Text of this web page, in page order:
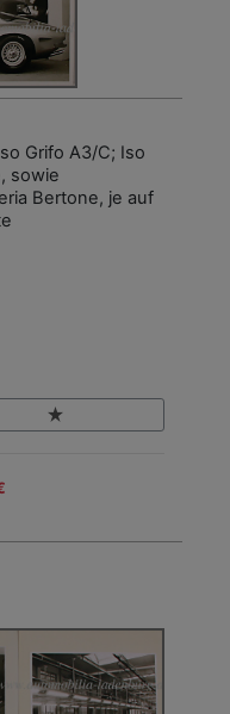
Grifo A3/C; Iso
sowie
Bertone, je auf